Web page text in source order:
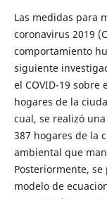
Las medidas para
coronavirus 2019
comportamiento
siguiente
el COVID-19
hogares de la
cual, se realizó
387 hogares de la
ambiental que
Posteriormente,
modelo de